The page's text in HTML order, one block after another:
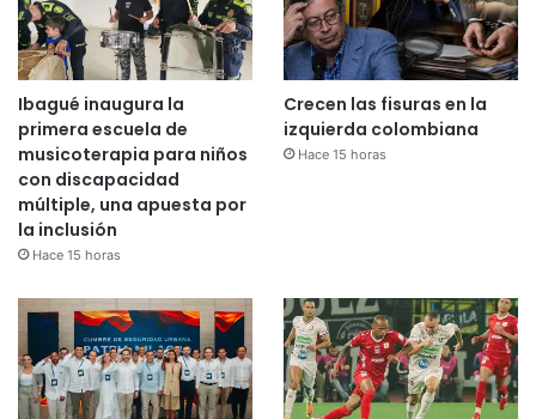
Ibagué inaugura la
primera escuela de
musicoterapia para niños
con discapacidad
múltiple, una apuesta por
la inclusión
Hace 15 horas
Crecen las fisuras en la
izquierda colombiana
Hace 15 horas